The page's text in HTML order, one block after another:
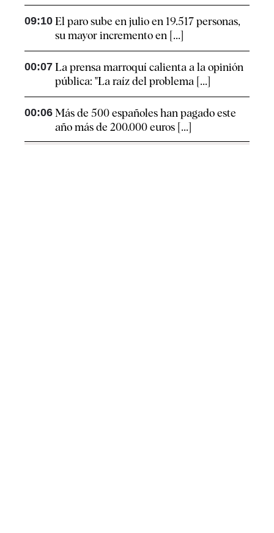
09:10 El paro sube en julio en 19.517 personas,
su mayor incremento en [...]
00:07 La prensa marroquí calienta a la opinión
pública: "La raíz del problema [...]
00:06 Más de 500 españoles han pagado este
año más de 200.000 euros [...]